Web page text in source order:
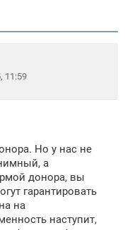
11:59
Но у нас не
а
донора, вы
гарантировать
на
наступит,